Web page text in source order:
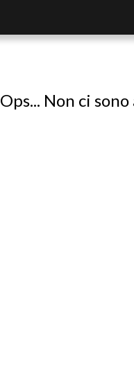
Ops... Non ci